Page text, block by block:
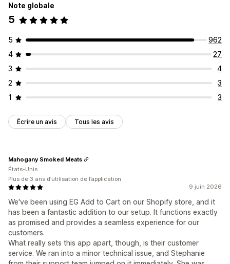
Note globale
5
5
962
4
27
3
4
2
3
1
3
Écrire un avis Tous les avis
9 juin 2026
We've been using EG Add to Cart on our Shopify store, and it
has been a fantastic addition to our setup. It functions exactly
as promised and provides a seamless experience for our
customers.
What really sets this app apart, though, is their customer
service. We ran into a minor technical issue, and Stephanie
Mahogany Smoked Meats
États-Unis
Plus de 3 ans d’utilisation de l’application